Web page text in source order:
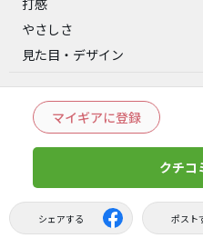
やさしさ
見た目・デザイン
マイギアに登録
クチコ
シェアする ポスト